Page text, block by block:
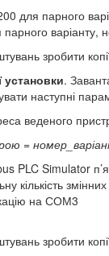
для парного
варіанту,
зробити
установки.
наступні
веденого
=
PLC Simulator
кількість
на СОМ3
зробити